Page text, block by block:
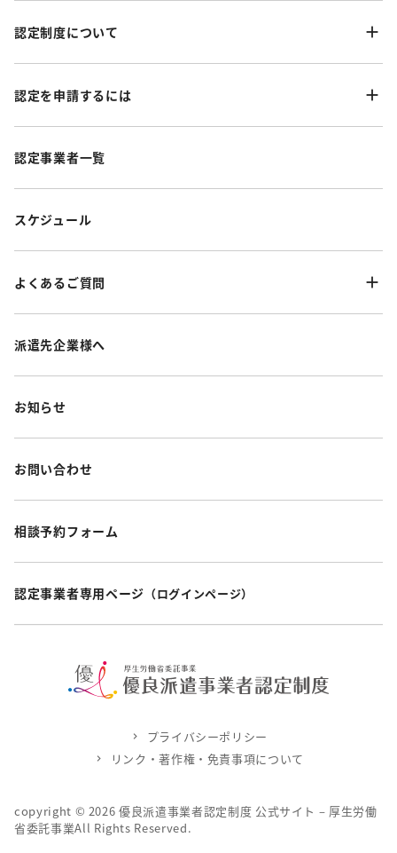
認定制度について
認定を申請するには
認定事業者一覧
スケジュール
よくあるご質問
派遣先企業様へ
お知らせ
お問い合わせ
相談予約フォーム
認定事業者専用ページ （ログインページ）
copyright © 2026 優良派遣事業者認定制度 公式サイト – 厚生労働
省委託事業All Rights Reserved.
プライバシーポリシー
リンク・著作権・免責事項について